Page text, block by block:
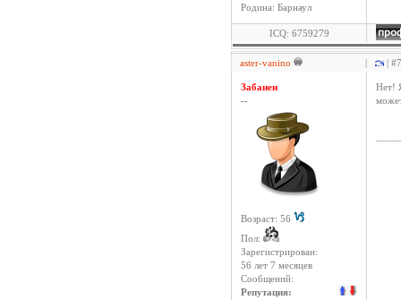
Родина: Барнаул
ICQ: 6759279
aster-vanino | |
Забанен
--
Возраст: 56
Пол:
Зарегистрирован:
56 лет 7 месяцев
Сообщений:
Репутация:
Нет!